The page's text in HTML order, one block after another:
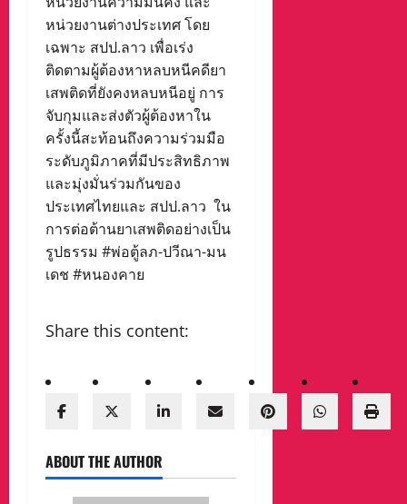
หน่วยงานต่างประเทศ โดย
เฉพาะ สปป.ลาว เพื่อเร่ง
ติดตามผู้ต้องหาหลบหนีคดียา
เสพติดที่ยังคงหลบหนีอยู่ การ
จับกุมและส่งตัวผู้ต้องหาใน
ครั้งนี้สะท้อนถึงความร่วมมือ
ระดับภูมิภาคที่มีประสิทธิภาพ
และมุ่งมั่นร่วมกันของ
ประเทศไทยและ สปป.ลาว ใน
การต่อต้านยาเสพติดอย่างเป็น
รูปธรรม #พ่อตู้ลภ-ปวีณา-มน
เดช #หนองคาย
Share this content:
ABOUT THE AUTHOR